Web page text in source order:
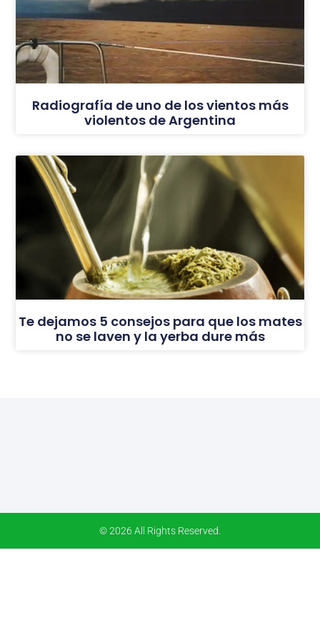
Radiografía de uno de los vientos más
violentos de Argentina
Te dejamos 5 consejos para que los mates
no se laven y la yerba dure más
© 2026 All Rights Reserved.